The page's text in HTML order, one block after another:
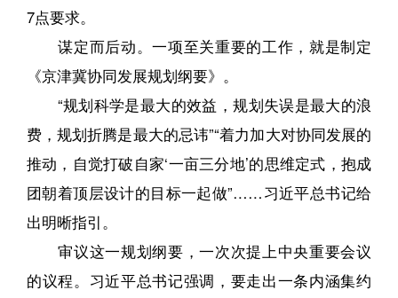
7点要求。
谋定而后动。一项至关重要的工作，就是制定
《京津冀协同发展规划纲要》。
“规划科学是最大的效益，规划失误是最大的浪
费，规划折腾是最大的忌讳”“着力加大对协同发展的
推动，自觉打破自家‘一亩三分地’的思维定式，抱成
团朝着顶层设计的目标一起做”……习近平总书记给
出明晰指引。
审议这一规划纲要，一次次提上中央重要会议
的议程。习近平总书记强调，要走出一条内涵集约